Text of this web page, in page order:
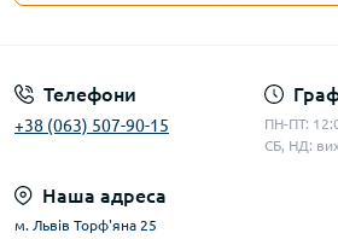
Телефони
+38 (063) 507-90-15
ПН-ПТ:
СБ, НД:
Наша адреса
м. Львів Торф'яна 25